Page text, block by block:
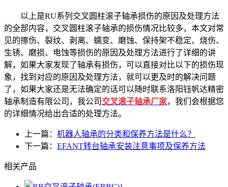
以上是RU系列交叉圆柱滚子轴承损伤的原因及处理方法
的全部内容，交叉圆柱滚子轴承的损伤情况比较多，本文对常
见的擦伤、裂纹、剥离、蠕变、磨蚀、保持架不稳定、烧伤、
生锈、磨损、电蚀等损伤的原因及处理方法进行了详细的讲
解，如果大家发现了轴承有损伤，可以直接对比以下的损伤现
象，找到对应的原因及处理方法，就可以更及时的解决问题
了，如果大家还是无法确定的话可以随时联系洛阳钰帆达精密
轴承制造有限公司，我公司 交叉滚子轴承厂家，我们会根据您
的详细情况给出合适的处理方法。
上一篇： 机器人轴承的分类和保养方法是什么？
下一篇： EFANT转台轴承安装注意事项及保养方法
相关产品